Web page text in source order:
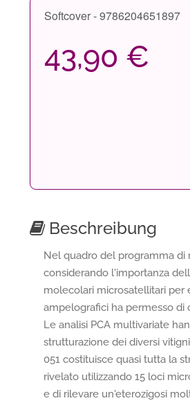
Softcover - 9786204651897
43,90 €
Beschreibung
Nel quadro del programma di
considerando l'importanza
molecolari microsatellitari per
ampelografici ha permesso
Le analisi PCA multivariate
strutturazione dei diversi
051 costituisce quasi tutta la
rivelato utilizzando 15 loci
e di rilevare un'eterozigosi